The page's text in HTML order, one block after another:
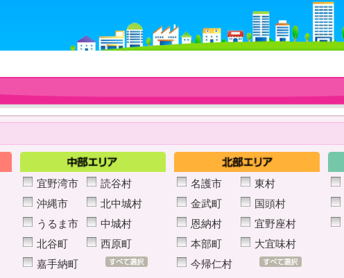
宜野湾市
読谷村
沖縄市
北中城村
うるま市
中城村
北谷町
西原町
嘉手納町
名護市
東村
金武町
国頭村
恩納村
宜野座村
本部町
大宜味村
今帰仁村